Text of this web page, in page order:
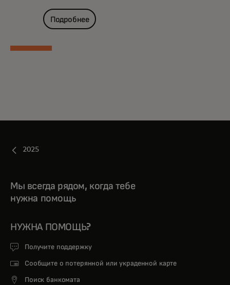
Подробнее
2025
Мы всегда рядом, когда тебе
нужна помощь
НУЖНА ПОМОЩЬ?
Получите поддержку
Сообщите о потерянной или украденной карте
Поиск банкомата